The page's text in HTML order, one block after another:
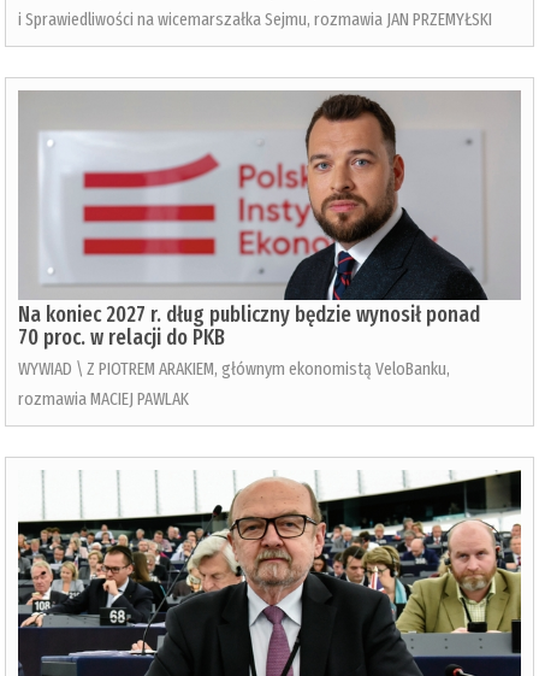
i Sprawiedliwości na wicemarszałka Sejmu, rozmawia JAN PRZEMYŁSKI
Na koniec 2027 r. dług publiczny będzie wynosił ponad
70 proc. w relacji do PKB
WYWIAD \ Z PIOTREM ARAKIEM, głównym ekonomistą VeloBanku,
rozmawia MACIEJ PAWLAK